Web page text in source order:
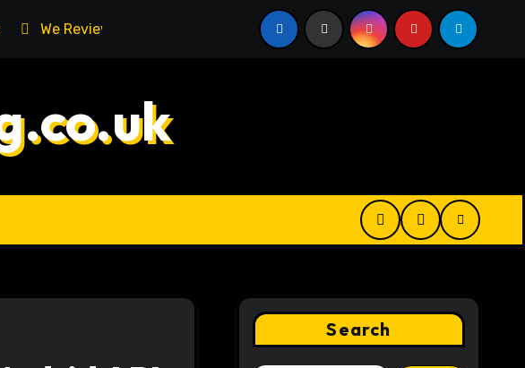
We Reviewed Digital Product Passport Consulting Firms for Export-Risk
Search